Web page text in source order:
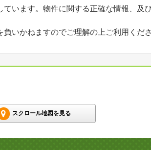
ています。物件に関する正確な情報、及
いかねますのでご理解の上ご利用くださ
スクロール地図を見る